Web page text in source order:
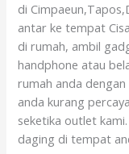
di
antar ke tempat
di rumah, ambil
handphone atau
rumah anda
anda kurang
seketika outlet
daging di tempat